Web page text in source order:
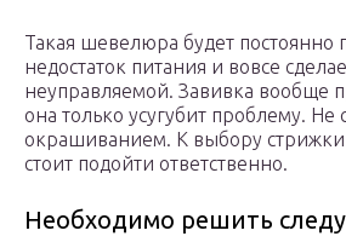
Такая шевелюра будет постоянно
недостаток питания и вовсе
неуправляемой. Завивка вообще
она только усугубит проблему. Не
окрашиванием. К выбору стрижки
стоит подойти ответственно.
Необходимо решить